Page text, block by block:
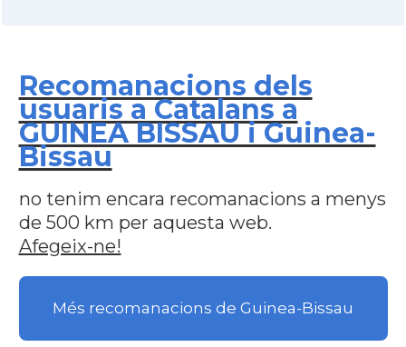
Recomanacions dels
usuaris a Catalans a
GUINEA BISSAU i Guinea-
Bissau
no tenim encara recomanacions a menys
de 500 km per aquesta web.
Afegeix-ne!
Més recomanacions de Guinea-Bissau